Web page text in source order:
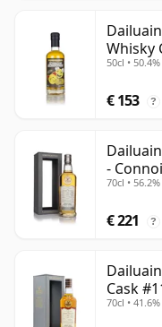
Whisky
50cl • 50.4%
€ 153 ?
-
70cl • 56.2%
€ 221 ?
Cask
70cl • 41.6%